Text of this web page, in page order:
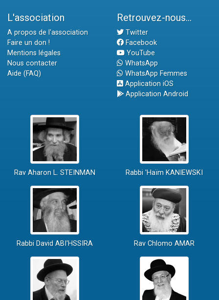
L'association
A propos de l'association
Faire un don !
Mentions légales
Nous contacter
Aide (FAQ)
Retrouvez-nous...
Twitter
Facebook
YouTube
WhatsApp
WhatsApp Femmes
Application iOS
Application Android
Rav Aharon L. STEINMAN Rabbi 'Haïm KANIEWSKI
Rabbi David ABI'HSSIRA Rav Chlomo AMAR